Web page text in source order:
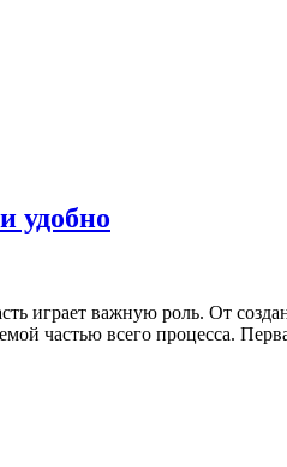
удобно
играет важную роль. От
частью всего процесса.